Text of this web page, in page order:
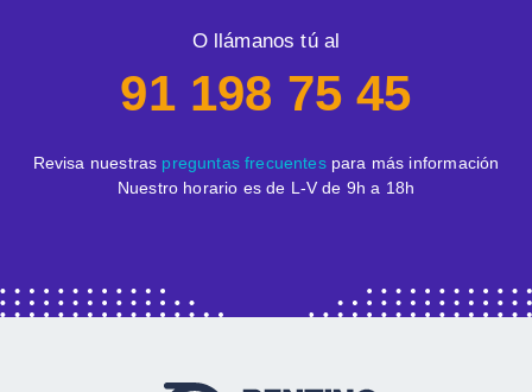
O llámanos tú al
91 198 75 45
Revisa nuestras preguntas frecuentespara más información
Nuestro horario es de L-V de 9h a 18h